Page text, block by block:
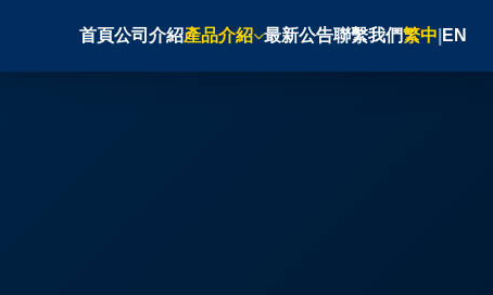
首頁公司介紹產品介紹 最新公告聯繫我們繁中 EN